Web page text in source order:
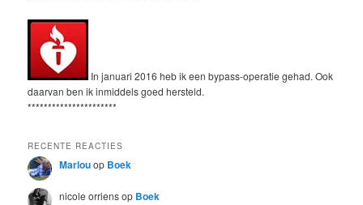
In januari 2016 heb ik een bypass-operatie gehad. Ook
daarvan ben ik inmiddels goed hersteld.
**********************
RECENTE REACTIES
Marlouop Boek
nicole orriensop Boek